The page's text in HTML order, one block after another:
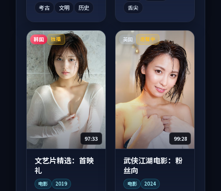
考古 文明 历史
舌尖
韩国 独播
97:33
文艺片精选：首映
礼
电影 2019
英国 连载中
99:28
武侠江湖电影：粉
丝向
电影 2024